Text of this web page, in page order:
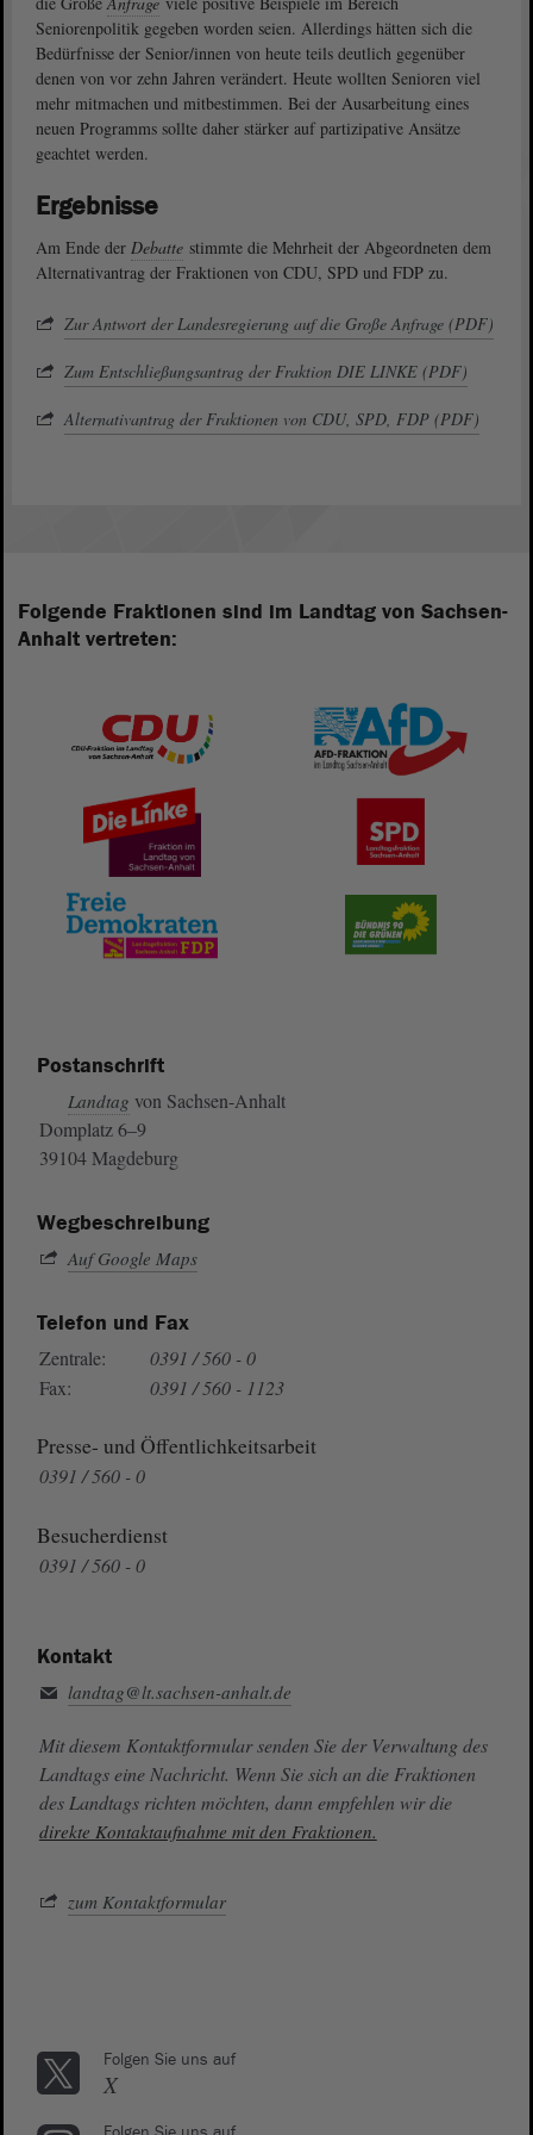
Seniorenpolitik gegeben worden seien. Allerdings hätten sich die
Bedürfnisse der Senior/innen von heute teils deutlich gegenüber
denen von vor zehn Jahren verändert. Heute wollten Senioren viel
mehr mitmachen und mitbestimmen. Bei der Ausarbeitung eines
neuen Programms sollte daher stärker auf partizipative Ansätze
geachtet werden.
Ergebnisse
Am Ende der Debatte stimmte die Mehrheit der Abgeordneten dem
Alternativantrag der Fraktionen von CDU, SPD und FDP zu.
Zur Antwort der Landesregierung auf die Große Anfrage (PDF)
Zum Entschließungsantrag der Fraktion DIE LINKE (PDF)
Alternativantrag der Fraktionen von CDU, SPD, FDP (PDF)
Folgende Fraktionen sind im Landtag von Sachsen-
Anhalt vertreten:
Postanschrift
Landtag von Sachsen-Anhalt
Domplatz 6–9
39104 Magdeburg
Wegbeschreibung
Auf Google Maps
Telefon und Fax
Zentrale:
0391 / 560 - 0
Fax:
0391 / 560 - 1123
Presse- und Öffentlichkeitsarbeit
0391 / 560 - 0
Besucherdienst
0391 / 560 - 0
Kontakt
landtag@lt.sachsen-anhalt.de
Mit diesem Kontaktformular senden Sie der Verwaltung des
Landtags eine Nachricht. Wenn Sie sich an die Fraktionen
des Landtags richten möchten, dann empfehlen wir die
direkte Kontaktaufnahme mit den Fraktionen.
zum Kontaktformular
Folgen Sie uns auf
X